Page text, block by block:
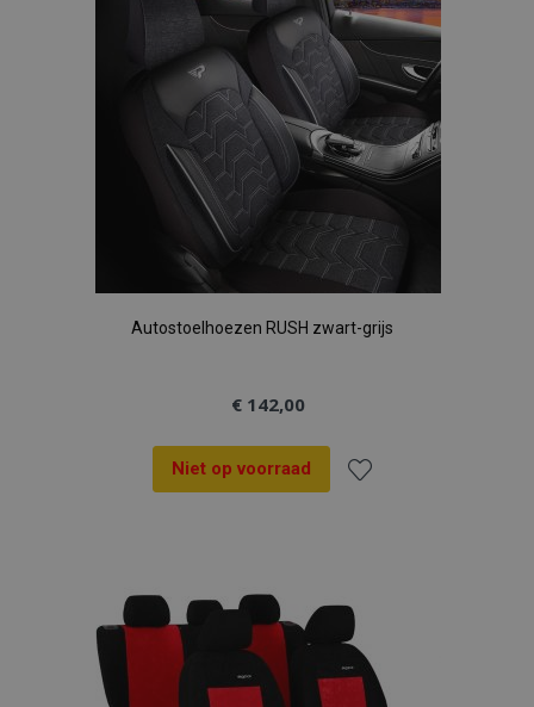
verlanglijst
Autostoelhoezen RUSH zwart-grijs
€ 142,00
Niet op voorraad
aan
verlanglijst